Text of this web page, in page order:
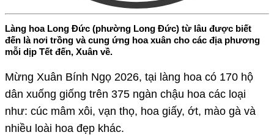
Làng hoa Long Đức (phường Long Đức) từ lâu được biết
đến là nơi trồng và cung ứng hoa xuân cho các địa phương
mỗi dịp Tết đến, Xuân về.
Mừng Xuân Bính Ngọ 2026, tại làng hoa có 170 hộ
dân xuống giống trên 375 ngàn chậu hoa các loại
như: cúc mâm xôi, vạn thọ, hoa giấy, ớt, mào gà và
nhiều loài hoa đẹp khác.